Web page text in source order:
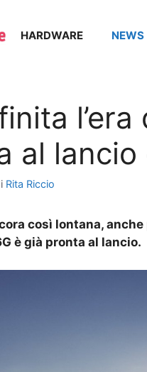
HARDWARE NEWS
al lancio
Rita Riccio
così lontana,
è già pronta al lancio.